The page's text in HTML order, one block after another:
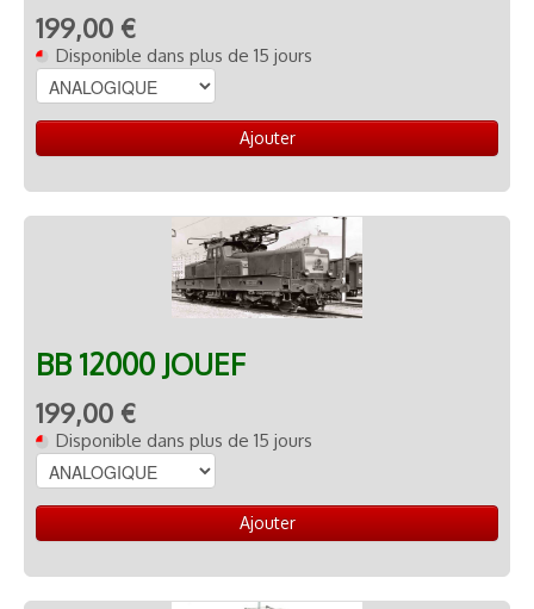
199,00 €
Disponible dans plus de 15 jours
Ajouter
BB 12000 JOUEF
199,00 €
Disponible dans plus de 15 jours
Ajouter